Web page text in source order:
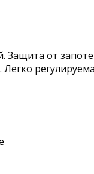
Защита от